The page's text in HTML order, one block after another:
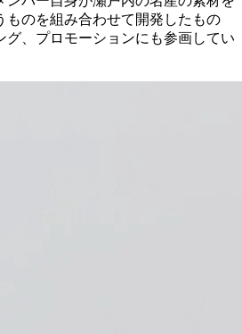
ものを組み合わせて開発したもの
グ、プロモーションにも参画してい